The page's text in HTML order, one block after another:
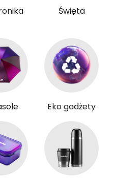
Święta
Eko gadżety